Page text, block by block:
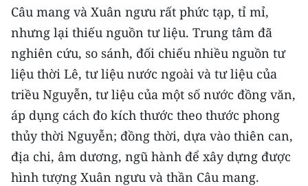
Câu mang và Xuân ngưu rất phức tạp, tỉ mỉ,
nhưng lại thiếu nguồn tư liệu. Trung tâm đã
nghiên cứu, so sánh, đối chiếu nhiều nguồn tư
liệu thời Lê, tư liệu nước ngoài và tư liệu của
triều Nguyễn, tư liệu của một số nước đồng văn,
áp dụng cách đo kích thước theo thước phong
thủy thời Nguyễn; đồng thời, dựa vào thiên can,
địa chi, âm dương, ngũ hành để xây dựng được
hình tượng Xuân ngưu và thần Câu mang.